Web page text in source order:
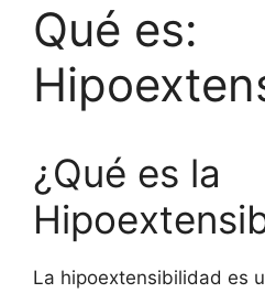
Qué es:
¿Qué es la
La hipoextensibilidad es